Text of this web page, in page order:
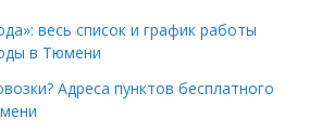
весь список и график работы
в Тюмени
Адреса пунктов бесплатного